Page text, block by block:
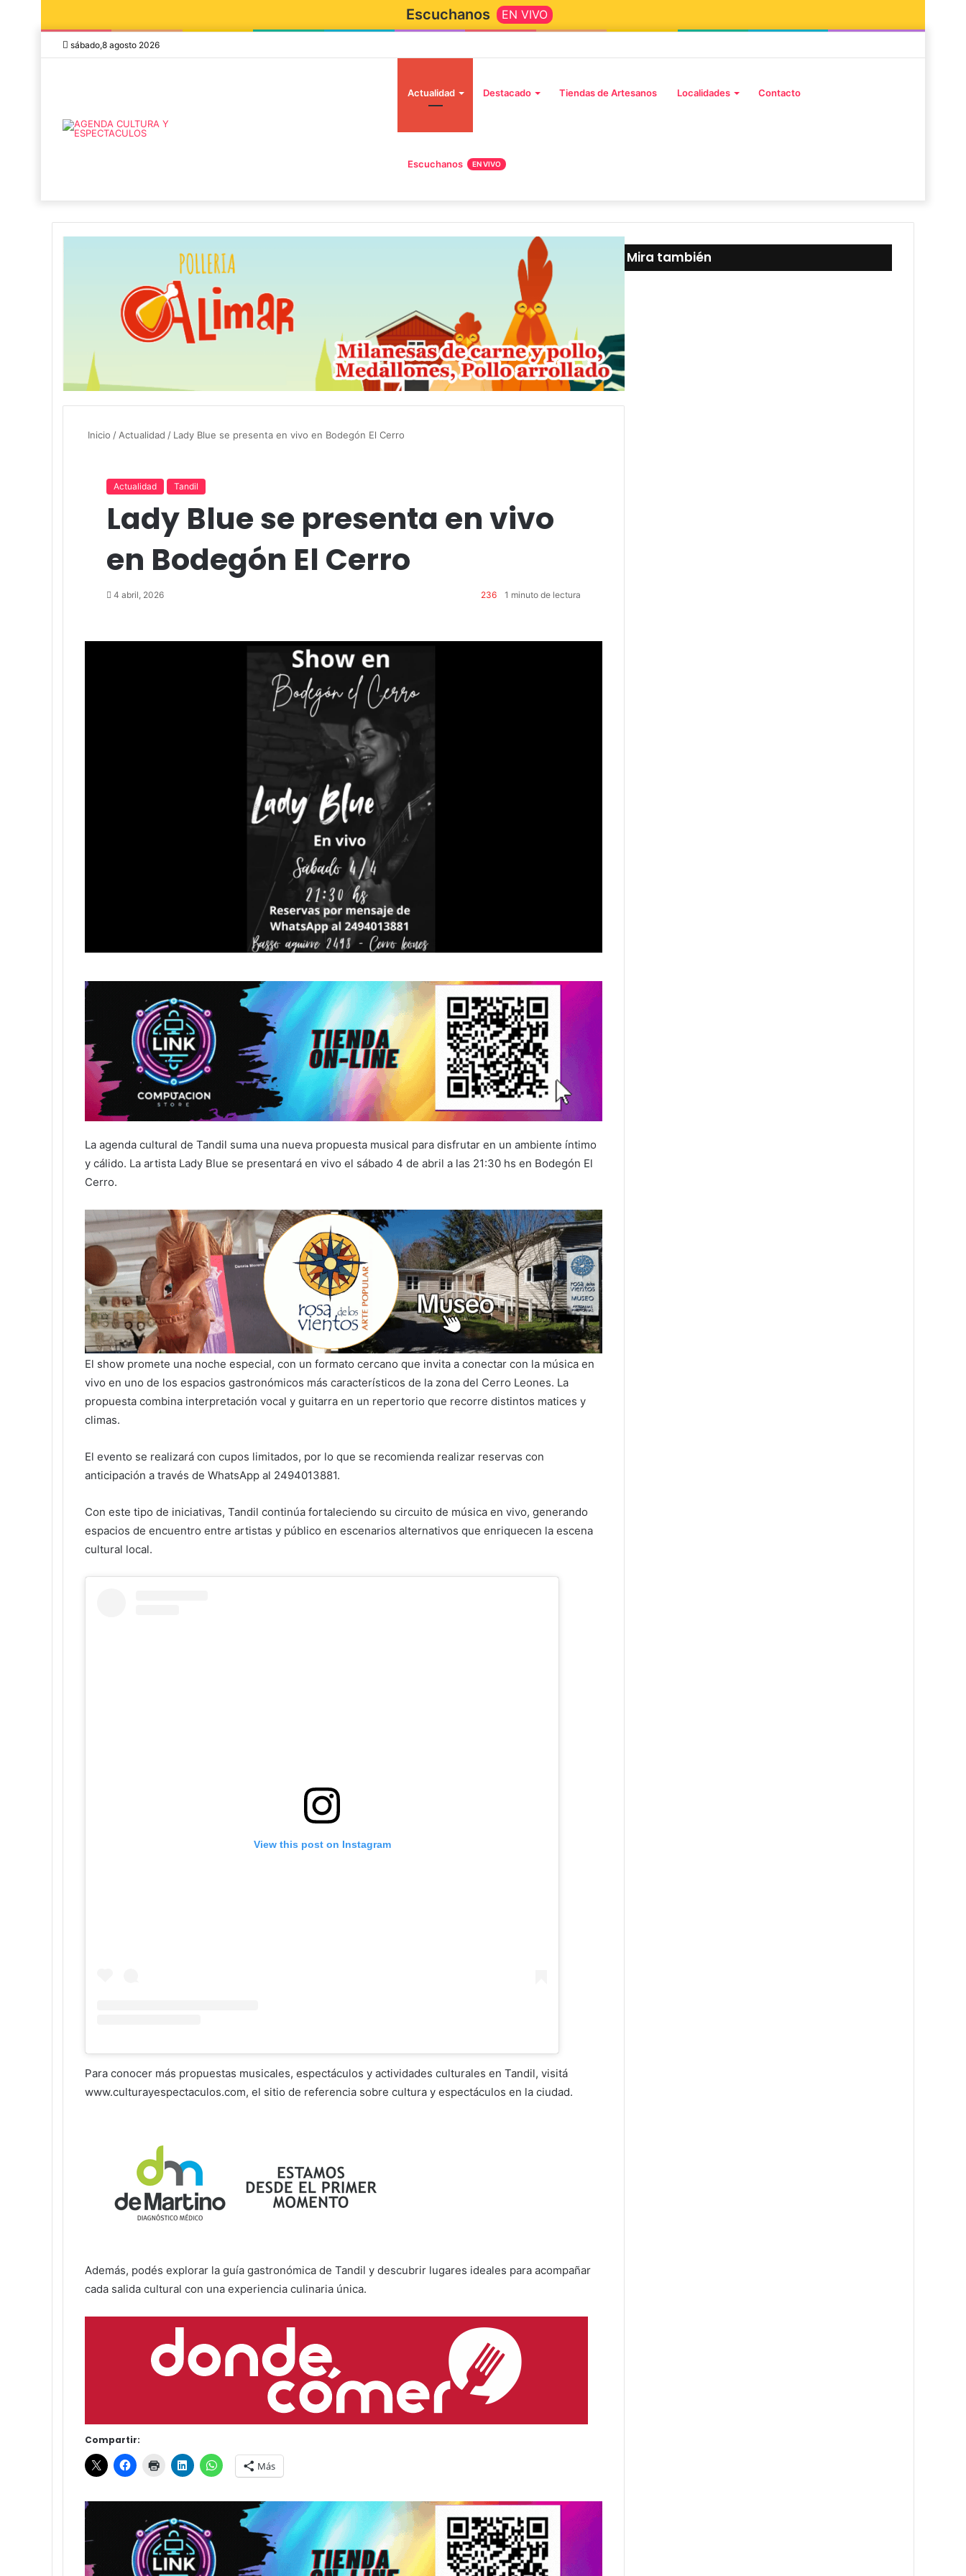
Escuchanos EN VIVO
sábado,8 agosto 2026
Inicio
Actualidad Destacado Tiendas de Artesanos Localidades Contacto
Escuchanos EN VIVO
Inicio / Actualidad / Lady Blue se presenta en vivo en Bodegón El Cerro
Actualidad Tandil
Lady Blue se presenta en vivo
en Bodegón El Cerro
4 abril, 2026 236 1 minuto de lectura
La agenda cultural de Tandil suma una nueva propuesta musical para disfrutar en un ambiente íntimo
y cálido. La artista Lady Blue se presentará en vivo el sábado 4 de abril a las 21:30 hs en Bodegón El
Cerro.
El show promete una noche especial, con un formato cercano que invita a conectar con la música en
vivo en uno de los espacios gastronómicos más característicos de la zona del Cerro Leones. La
propuesta combina interpretación vocal y guitarra en un repertorio que recorre distintos matices y
climas.
El evento se realizará con cupos limitados, por lo que se recomienda realizar reservas con
anticipación a través de WhatsApp al 2494013881.
Con este tipo de iniciativas, Tandil continúa fortaleciendo su circuito de música en vivo, generando
espacios de encuentro entre artistas y público en escenarios alternativos que enriquecen la escena
cultural local.
View this post on Instagram
Para conocer más propuestas musicales, espectáculos y actividades culturales en Tandil, visitá
www.culturayespectaculos.com, el sitio de referencia sobre cultura y espectáculos en la ciudad.
Además, podés explorar la guía gastronómica de Tandil y descubrir lugares ideales para acompañar
cada salida cultural con una experiencia culinaria única.
Compartir:
Más
Mira también
Cerrar